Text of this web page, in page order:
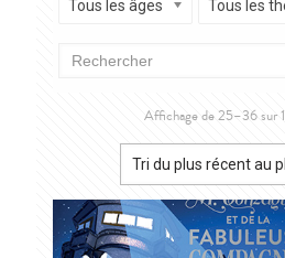
Tous les âges Tous les
Affichage de 25–36 sur